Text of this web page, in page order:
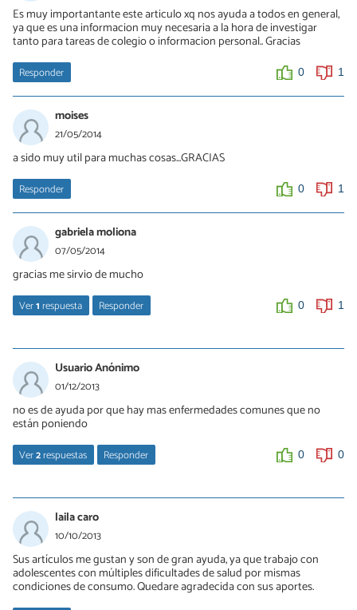
0 0
Es muy importantante este articulo xq nos ayuda a todos en general,
ya que es una informacion muy necesaria a la hora de investigar
tanto para tareas de colegio o informacion personal.. Gracias
Responder 0 1
moises
21/05/2014
a sido muy util para muchas cosas...GRACIAS
Responder 0 1
gabriela moliona
07/05/2014
gracias me sirvio de mucho
Ver1respuesta Responder 0 1
19/01/2015
Si tienes razon
0
Usuario Anónimo
01/12/2013
no es de ayuda por que hay mas enfermedades comunes que no
están poniendo
Ver2respuestas Responder 0 0
si cierto :P
0
laila caro
10/10/2013
Sus artículos me gustan y son de gran ayuda, ya que trabajo con
adolescentes con múltiples dificultades de salud por mismas
condiciones de consumo. Quedare agradecida con sus aportes.